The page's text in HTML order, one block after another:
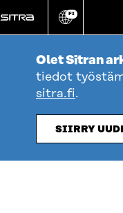
suoraan
sisältöön
Vaihda
kieli
FI
Olet Sitran
tiedot
sitra.fi.
SIIRRY